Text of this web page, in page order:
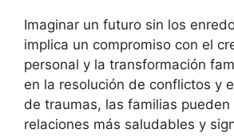
Imaginar un futuro sin los
implica un compromiso con el
personal y la transformación
en la resolución de conflictos y
de traumas, las familias pueden
relaciones más saludables y